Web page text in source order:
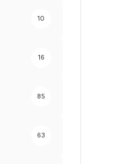
10
16
85
63